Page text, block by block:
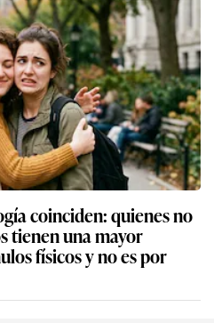
coinciden: quienes no
tienen una mayor
físicos y no es por